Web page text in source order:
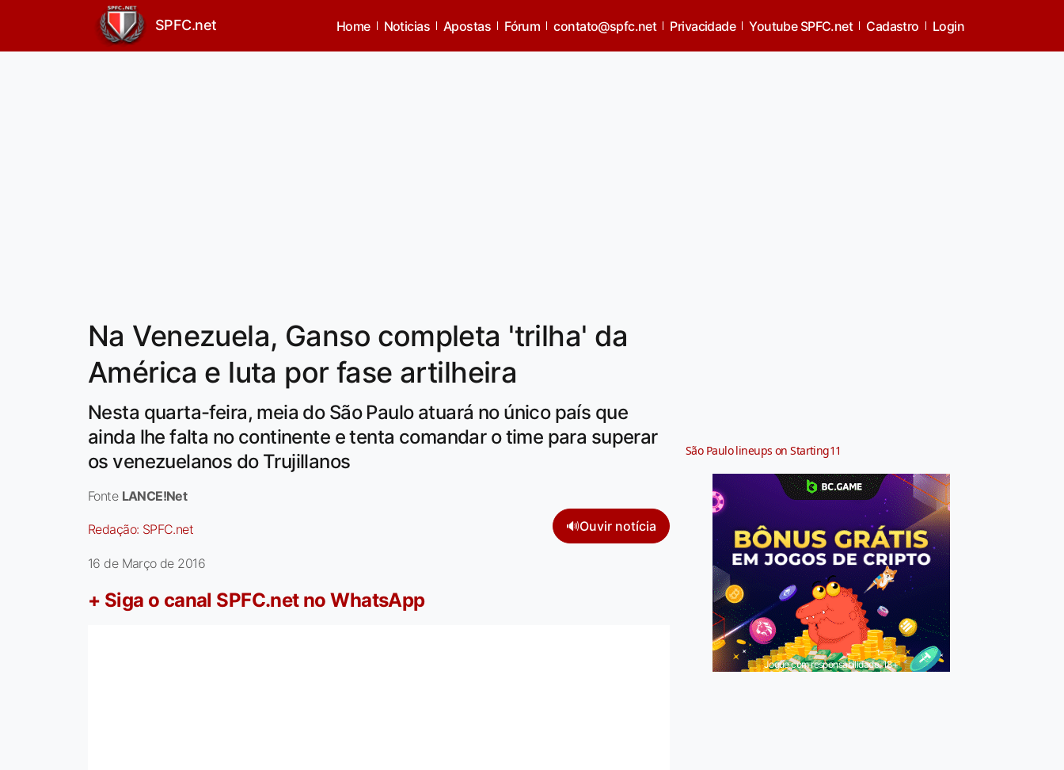
SPFC.net Home Noticias Apostas Fórum contato@spfc.net Privacidade Youtube SPFC.net Cadastro Login
Na Venezuela, Ganso completa 'trilha' da
América e luta por fase artilheira
Nesta quarta-feira, meia do São Paulo atuará no único país que
ainda lhe falta no continente e tenta comandar o time para superar
os venezuelanos do Trujillanos
Fonte LANCE!Net
Redação: SPFC.net 🔊Ouvir notícia
16 de Março de 2016
+ Siga o canal SPFC.net no WhatsApp
São Paulo lineups on Starting11
Jogue com responsabilidade. 18+